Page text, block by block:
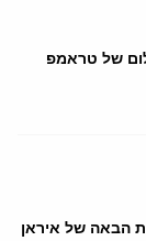
של טראמפ
הבאה של איראן